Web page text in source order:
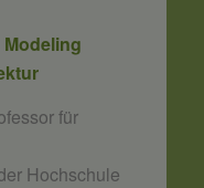
für
Hochschule